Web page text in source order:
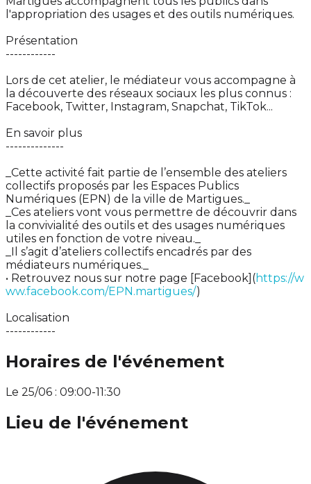
l'appropriation des usages et des outils numériques.
Présentation
------------
Lors de cet atelier, le médiateur vous accompagne à
la découverte des réseaux sociaux les plus connus :
Facebook, Twitter, Instagram, Snapchat, TikTok...
En savoir plus
--------------
_Cette activité fait partie de l’ensemble des ateliers
collectifs proposés par les Espaces Publics
Numériques (EPN) de la ville de Martigues._
_Ces ateliers vont vous permettre de découvrir dans
la convivialité des outils et des usages numériques
utiles en fonction de votre niveau._
_Il s’agit d’ateliers collectifs encadrés par des
médiateurs numériques._
• Retrouvez nous sur notre page [Facebook](https://w
ww.facebook.com/EPN.martigues/)
Localisation
------------
Horaires de l'événement
Le 25/06 : 09:00-11:30
Lieu de l'événement